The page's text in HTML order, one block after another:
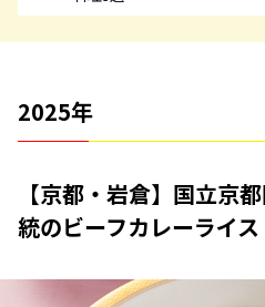
2025年
【京都・岩倉】国立京
統のビーフカレーライス